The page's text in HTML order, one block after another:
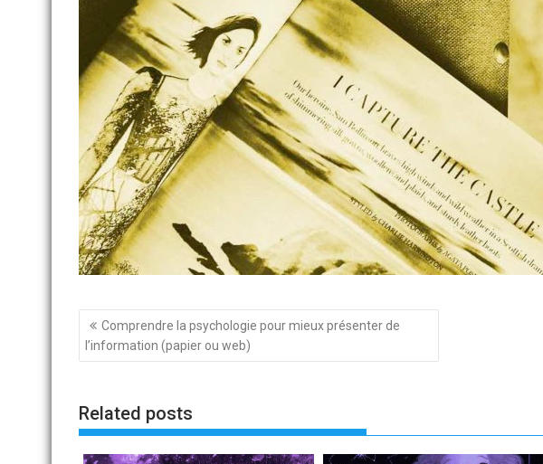
Navigation
de
l’article
Comprendre la psychologie pour mieux présenter de
l’information (papier ou web)
Related posts